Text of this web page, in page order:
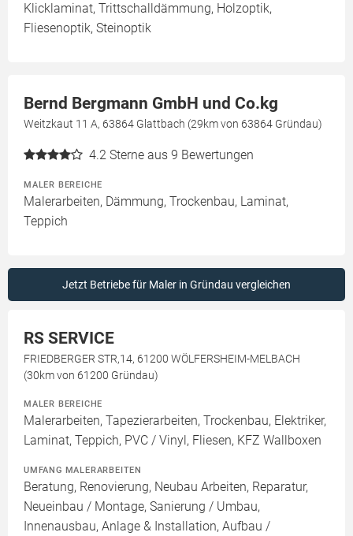
Klicklaminat, Trittschalldämmung, Holzoptik,
Fliesenoptik, Steinoptik
Bernd Bergmann GmbH und Co.kg
Weitzkaut 11 A, 63864 Glattbach (29km von 63864 Gründau)
4.2 Sterne aus 9 Bewertungen
MALER BEREICHE
Malerarbeiten, Dämmung, Trockenbau, Laminat,
Teppich
Jetzt Betriebe für Maler in Gründau vergleichen
RS SERVICE
FRIEDBERGER STR,14, 61200 WÖLFERSHEIM-MELBACH
(30km von 61200 Gründau)
MALER BEREICHE
Malerarbeiten, Tapezierarbeiten, Trockenbau, Elektriker,
Laminat, Teppich, PVC / Vinyl, Fliesen, KFZ Wallboxen
UMFANG MALERARBEITEN
Beratung, Renovierung, Neubau Arbeiten, Reparatur,
Neueinbau / Montage, Sanierung / Umbau,
Innenausbau, Anlage & Installation, Aufbau /